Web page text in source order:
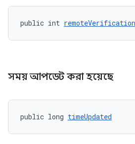
public int
সময় আপডেট করা হয়েছে
public long timeUpdated